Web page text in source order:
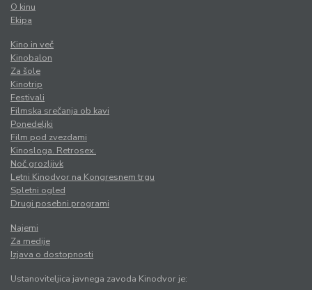
O kinu
Ekipa
Kino in več
Kinobalon
Za šole
Kinotrip
Festivali
Filmska srečanja ob kavi
Ponedeljki
Film pod zvezdami
Kinosloga. Retrosex.
Noč grozljivk
Letni Kinodvor na Kongresnem trgu
Spletni ogled
Drugi posebni programi
Najemi
Za medije
Izjava o dostopnosti
Ustanoviteljica javnega zavoda Kinodvor je: